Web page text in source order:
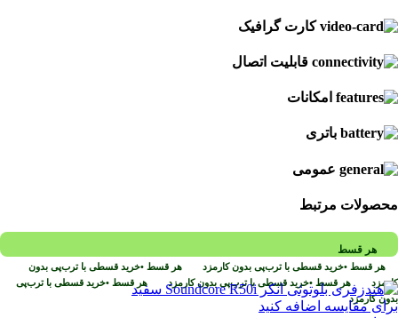
کارت گرافیک
قابلیت اتصال
امکانات
باتری
عمومی
محصولات مرتبط
هر قسط
هر قسط •خرید قسطی با ترب‌پی بدون کارمزد هر قسط •خرید قسطی با ترب‌پی بدون
کارمزد
هر قسط •خرید قسطی با ترب‌پی بدون کارمزد هر قسط •خرید قسطی با ترب‌پی
بدون کارمزد
برای مقایسه اضافه کنید